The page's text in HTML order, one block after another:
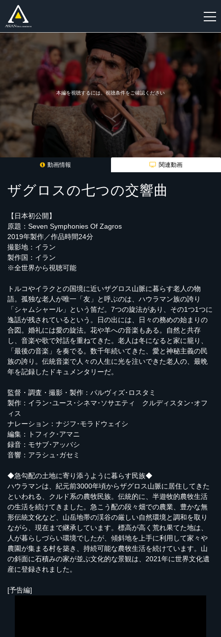
本編を視聴するには、視聴条件をご確認ください
動画情報 関連動画
ザグロスの七つの交響曲
【日本初公開】
原題：Seven Symphonies Of Zagros
2019年製作／作品時間24分
撮影地：イラン
製作国：イラン
※全世界から視聴可能
トルコやイラクとの国境に近いザグロス山脈に暮らす老人の物
語。孤独な老人が唯一「友」と呼ぶのは、ハウラマン族の誇り
「シャムシャール」という笛だ。7つの旋法があり、その1つ1つに
逸話が残されているという。日の出には、日々の務めの始まりの
合図。婚礼には愛の旋法。花や羊への音楽もある。自然と共存
し、音楽や歌で対話を重ねてきた。老人は冬になると家に籠り、
「最後の音楽」を奏でる。数千年続いてきた、愛と神秘主義の民
族の誇り。伝統音楽で人々の人生に光を注いできた老人の、最晩
年を記録したドキュメンタリーだ。
監督・調査・撮影・製作：パルヴィズ･ロスタミ
製作：イラン･ユース･シネマ･ソサエティ クルディスタン･オフ
ィス
ナレーション：ナジフ･モラドウェイシ
編集：トフィク･アマニ
録音：モサブ･アッバシ
音響：アラシュ･ガセミ
◆急勾配の土地に寄り添うように暮らす民族◆
ハウラマンは、紀元前3000年頃からザグロス山脈に居住してきた
といわれる、クルド系の農牧民族。伝統的に、半遊牧的農牧生活
の生活を続けてきました。急こう配の段々畑での農業、豊かな無
形伝統文化など、山岳地帯の渓谷の厳しい自然環境と調和を取り
ながら、現在まで継承しています。標高が高く荒れ果てた地は、
人が暮らしづらい環境でしたが、傾斜地を上手に利用して家々や
農園が集まる村を築き、持続可能な農牧生活を続けています。山
の斜面に石積みの家が並ぶ文化的な景観は、2021年に世界文化遺
産に登録されました。
[予告編]